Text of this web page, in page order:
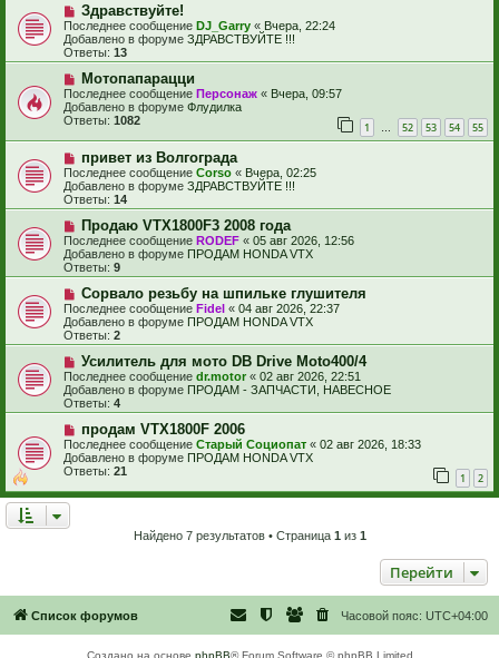
Н
о
в
о
е
с
о
б
щ
е
н
и
е
Здравствуйте!
Последнее сообщение DJ_Garry « Вчера, 22:24
Добавлено в форуме ЗДРАВСТВУЙТЕ !!!
Ответы: 13
Н
о
в
о
с
о
о
б
щ
е
н
и
е
Мотопапарацци
Последнее сообщение Персонаж « Вчера, 09:57
Добавлено в форуме Флудилка
Ответы: 1082 1 … 52 53 54 55
Н
о
в
о
е
с
о
о
б
щ
е
н
и
е
привет из Волгограда
Последнее сообщение Corso « Вчера, 02:25
Добавлено в форуме ЗДРАВСТВУЙТЕ !!!
Ответы: 14
Н
о
в
о
е
с
о
б
щ
е
н
и
е
Продаю VTX1800F3 2008 года
Последнее сообщение RODEF « 05 авг 2026, 12:56
Добавлено в форуме ПРОДАМ HONDA VTX
Ответы: 9
Н
о
в
о
е
с
о
о
б
щ
е
н
и
е
Сорвало резьбу на шпильке глушителя
Последнее сообщение Fidel « 04 авг 2026, 22:37
Добавлено в форуме ПРОДАМ HONDA VTX
Ответы: 2
Н
о
в
о
е
с
о
о
б
щ
е
Усилитель для мото DB Drive Moto400/4
Последнее сообщение dr.motor « 02 авг 2026, 22:51
Добавлено в форуме ПРОДАМ - ЗАПЧАСТИ, НАВЕСНОЕ
Ответы: 4
Н
о
в
о
е
с
е
продам VTX1800F 2006
Последнее сообщение Старый Социопат « 02 авг 2026, 18:33
Добавлено в форуме ПРОДАМ HONDA VTX
Ответы: 21 1 2
Найдено 7 результатов • Страница 1 из 1
Перейти
Список форумов Часовой пояс: UTC+04:00
Создано на основе phpBB® Forum Software © phpBB Limited